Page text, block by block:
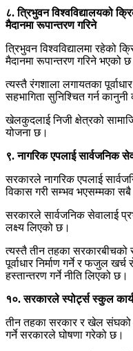
८. त्रिभुवन विश्वविद्यालयको
मैदानमा रूपान्तरण गरिने
त्रिभुवन विश्वविद्यालमा
मैदानमा रूपान्तरण गरिने भएको
त्यस्तै रंगशाला लगायतका
सहभागिता सुनिश्चित गर्न
खेलकुदलाई निजी क्षेत्रको
योजना छ।
९. नागरिक एपलाई सार्वजनिक
सरकारले नागरिक एपलाई
विकास गरी सम्भव भएसम्मका
सरकारले सार्वजनिक सेवालाई
लक्ष्य लिएको छ।
त्यस्तै तीन तहका सरकारबीचको
पूर्वाधार निर्माण गर्ने र फजुल
हस्तान्तरण गर्ने नीति लिएको छ।
१०. सरकारले स्पोर्ट्स स्कुल
तीन तहका सरकार र खेल संघको
गर्ने सरकारले घोषणा गरेको छ।